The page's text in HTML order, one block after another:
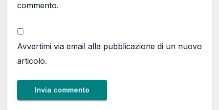
commento.
Avvertimi via email alla pubblicazione di un nuovo
articolo.